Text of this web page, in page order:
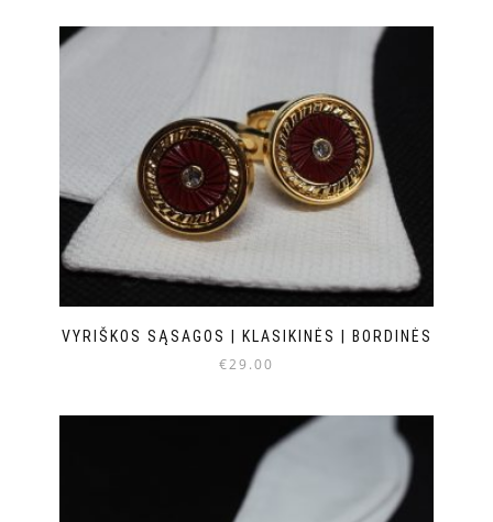
VYRIŠKOS SĄSAGOS | KLASIKINĖS | BORDINĖS
€29.00